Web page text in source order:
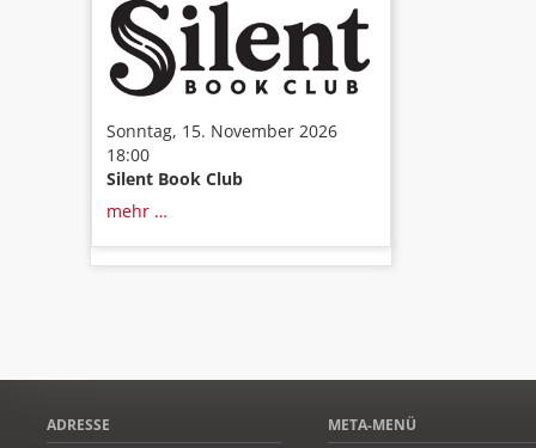
Sonntag, 15. November 2026
18:00
Silent Book Club
mehr …
ADRESSE META-MENÜ